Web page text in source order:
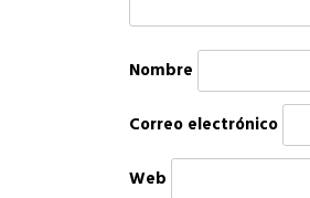
Nombre
Correo electrónico
Web